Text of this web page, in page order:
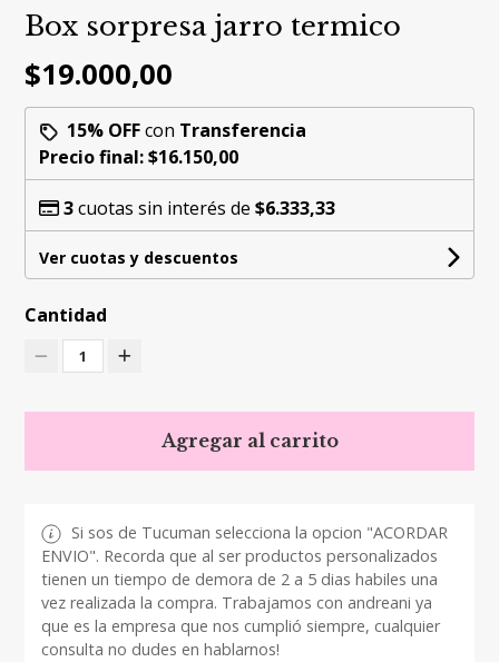
Box sorpresa jarro termico
$19.000,00
15% OFFcon Transferencia
Precio final:$16.150,00
3cuotas sin interés de$6.333,33
Ver cuotas y descuentos
Cantidad
1
Agregar al carrito
Si sos de Tucuman selecciona la opcion "ACORDAR
ENVIO". Recorda que al ser productos personalizados
tienen un tiempo de demora de 2 a 5 dias habiles una
vez realizada la compra. Trabajamos con andreani ya
que es la empresa que nos cumplió siempre, cualquier
consulta no dudes en hablarnos!